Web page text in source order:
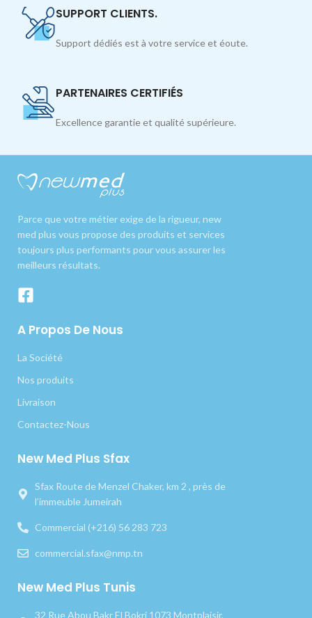
SUPPORT CLIENTS.
Support dédiés est à votre service et éoute.
PARTENAIRES CERTIFIÉS
Excellence garantie et qualité supérieure.
Parce que votre métier exige de la rigueur, new
med plus vous propose des produits et services
toujours plus performants pour vous assurer les
meilleurs résultats.
A Propos De Nous
La Société
Nos produits
Livraison
Contactez-Nous
New Med Plus Sfax
Sfax Route de Menzel Chaker, km 2 , près de
l’immeuble Jumeirah
Commercial (+216) 56 283 723
commercial.sfax@nmp.tn
New Med Plus Tunis
32 Rue Abou Bakr El Bokri 1073 Montplaisir,